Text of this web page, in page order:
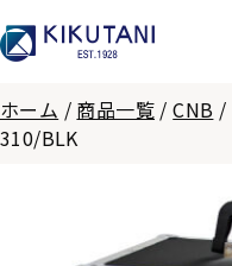
ホーム / 商品一覧 /CNB /
310/BLK